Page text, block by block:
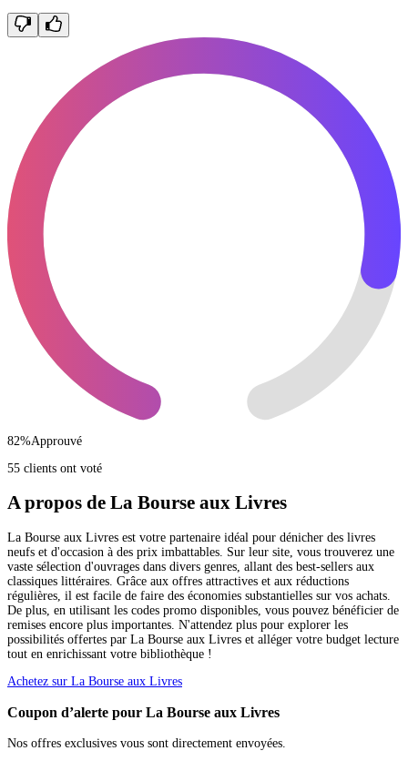
82%Approuvé
55 clients ont voté
A propos de La Bourse aux Livres
La Bourse aux Livres est votre partenaire idéal pour dénicher des livres
neufs et d'occasion à des prix imbattables. Sur leur site, vous trouverez une
vaste sélection d'ouvrages dans divers genres, allant des best-sellers aux
classiques littéraires. Grâce aux offres attractives et aux réductions
régulières, il est facile de faire des économies substantielles sur vos achats.
De plus, en utilisant les codes promo disponibles, vous pouvez bénéficier de
remises encore plus importantes. N'attendez plus pour explorer les
possibilités offertes par La Bourse aux Livres et alléger votre budget lecture
tout en enrichissant votre bibliothèque !
Achetez sur La Bourse aux Livres
Coupon d’alerte pour La Bourse aux Livres
Nos offres exclusives vous sont directement envoyées.